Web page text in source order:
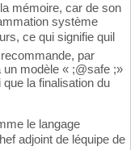
mémoire, car de son
système
ce qui signifie quil
par
modèle « ;@safe ;»
la finalisation du
le langage
adjoint de léquipe de